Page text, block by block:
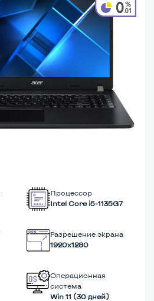
Процессор
Intel Core i5-1135G7
Разрешение экрана
1920x1280
Операционная
система
Win 11 (30 дней)